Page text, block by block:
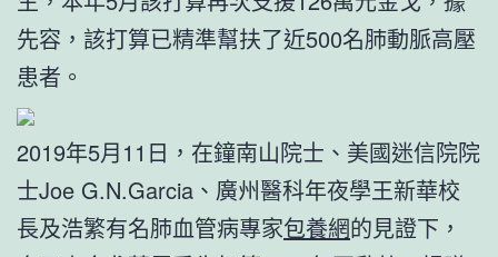
先容，該打算已精準幫扶了近500名肺動脈高壓
患者。
2019年5月11日，在鐘南山院士、美國迷信院院
士Joe G.N.Garcia、廣州醫科年夜學王新華校
長及浩繁有名肺血管病專家包養網的見證下，